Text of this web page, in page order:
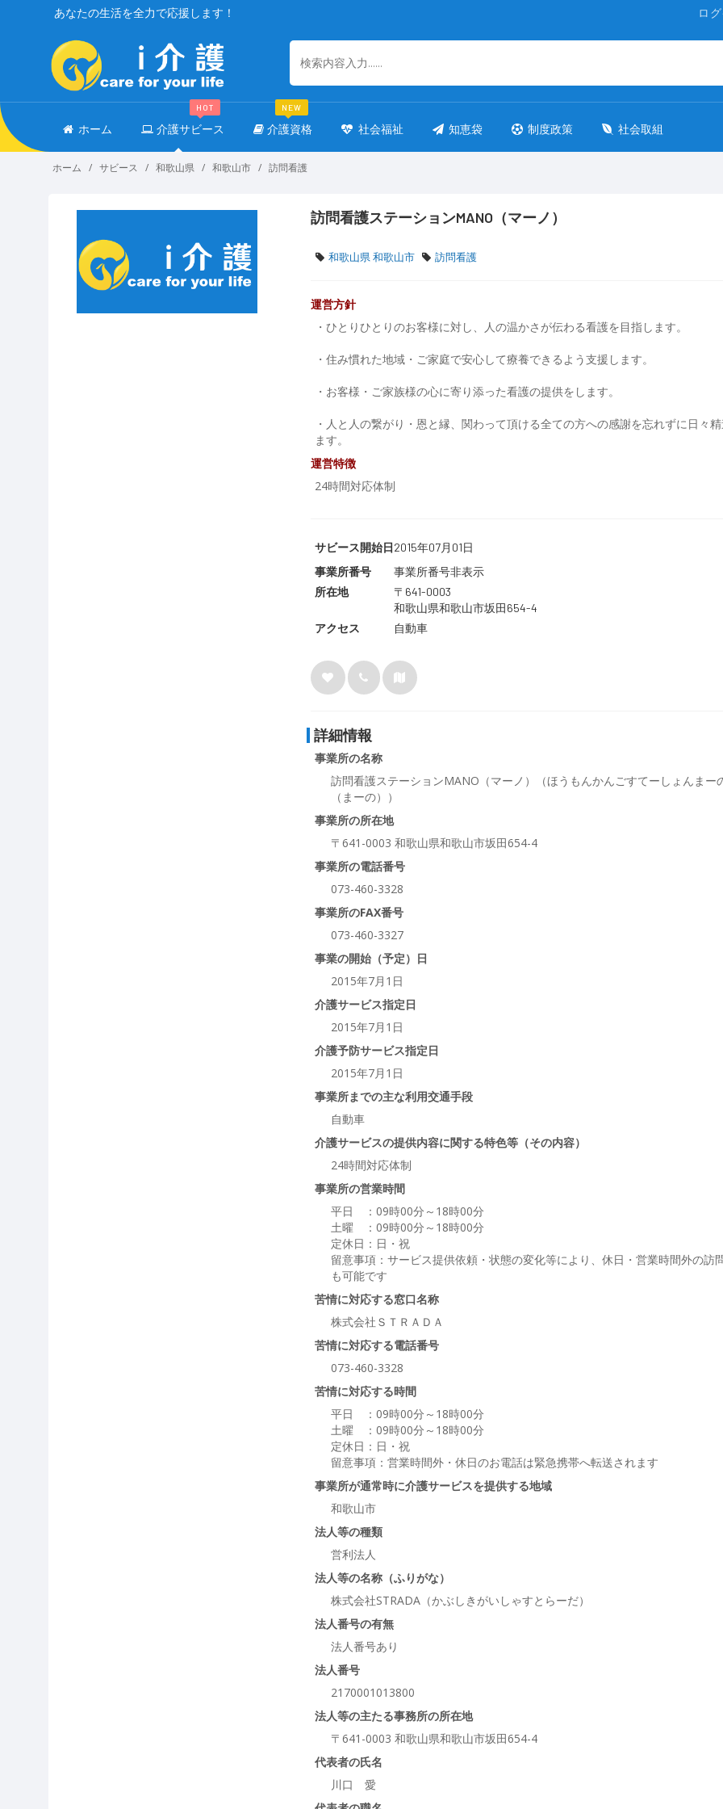
ロ
あなたの生活を全力で応援します！
ホーム 介護サビース
HOT
介護資格
NEW
社会福祉 知恵袋 制度政策 社会取組
ホーム サビース 和歌山県 和歌山市 訪問看護
訪問看護ステーションMANO（マーノ）
和歌山県 和歌山市 訪問看護
運営方針
・ひとりひとりのお客様に対し、人の温かさが伝わる看護を目指します。
・住み慣れた地域・ご家庭で安心して療養できるよう支援します。
・お客様・ご家族様の心に寄り添った看護の提供をします。
・人と人の繋がり・恩と縁、関わって頂ける全ての方への感謝を忘れずに日々
ます。
運営特徴
24時間対応体制
サビース開始日2015年07月01日
事業所番号
事業所番号非表示
所在地
〒641-0003
和歌山県和歌山市坂田654-4
アクセス
自動車
詳細情報
事業所の名称
訪問看護ステーションMANO（マーノ）（ほうもんかんごすてーしょんまー
（まーの））
事業所の所在地
〒641-0003 和歌山県和歌山市坂田654-4
事業所の電話番号
073-460-3328
事業所のFAX番号
073-460-3327
事業の開始（予定）日
2015年7月1日
介護サービス指定日
2015年7月1日
介護予防サービス指定日
2015年7月1日
事業所までの主な利用交通手段
自動車
介護サービスの提供内容に関する特色等（その内容）
24時間対応体制
事業所の営業時間
平日 ：09時00分～18時00分
土曜 ：09時00分～18時00分
定休日：日・祝
留意事項：サービス提供依頼・状態の変化等により、休日・営業時間外の訪
も可能です
苦情に対応する窓口名称
株式会社ＳＴＲＡＤＡ
苦情に対応する電話番号
073-460-3328
苦情に対応する時間
平日 ：09時00分～18時00分
土曜 ：09時00分～18時00分
定休日：日・祝
留意事項：営業時間外・休日のお電話は緊急携帯へ転送されます
事業所が通常時に介護サービスを提供する地域
和歌山市
法人等の種類
営利法人
法人等の名称（ふりがな）
株式会社STRADA（かぶしきがいしゃすとらーだ）
法人番号の有無
法人番号あり
法人番号
2170001013800
法人等の主たる事務所の所在地
〒641-0003 和歌山県和歌山市坂田654-4
代表者の氏名
川口 愛